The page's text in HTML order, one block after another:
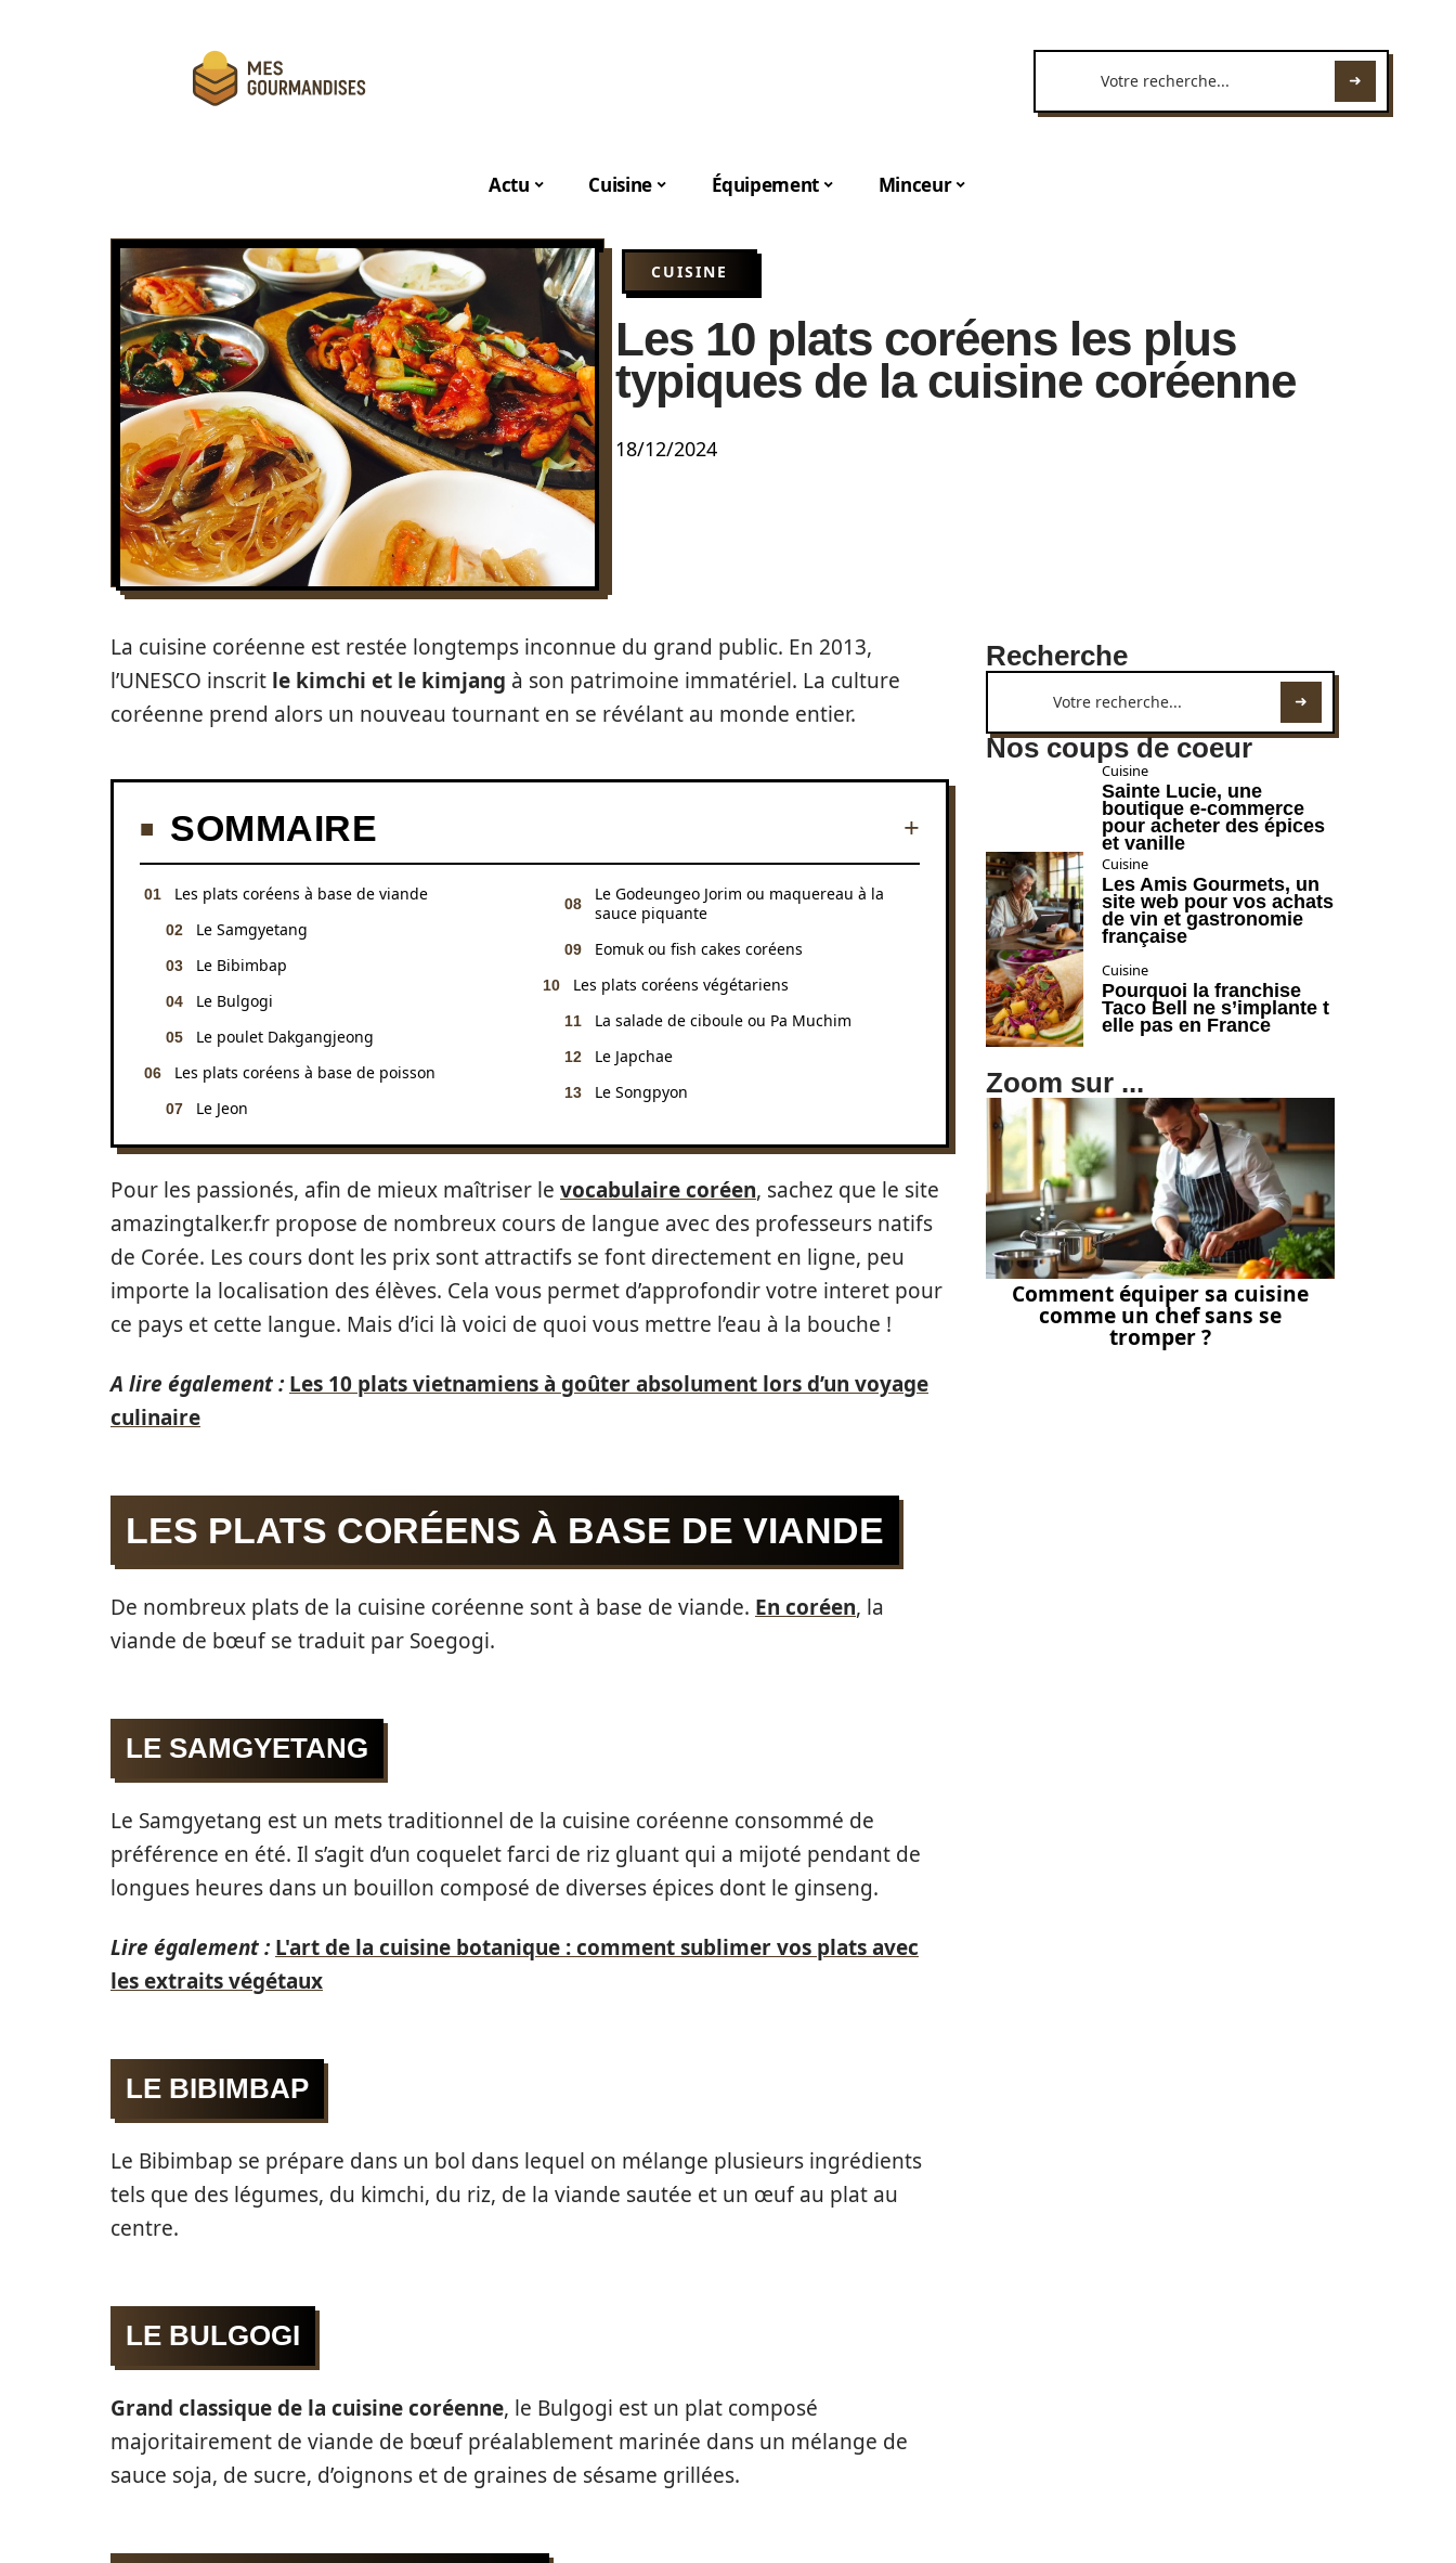
Actu Cuisine Équipement Minceur
CUISINE
Les 10 plats coréens les plus
typiques de la cuisine coréenne
18/12/2024
La cuisine coréenne est restée longtemps inconnue du grand public. En 2013,
l’UNESCO inscrit le kimchi et le kimjang à son patrimoine immatériel. La culture
coréenne prend alors un nouveau tournant en se révélant au monde entier.
SOMMAIRE
Les plats coréens à base de viande
Le Samgyetang
Le Bibimbap
Le Bulgogi
Le poulet Dakgangjeong
Les plats coréens à base de poisson
Le Jeon
Le Godeungeo Jorim ou maquereau à la
sauce piquante
Eomuk ou fish cakes coréens
Les plats coréens végétariens
La salade de ciboule ou Pa Muchim
Le Japchae
Le Songpyon
Pour les passionés, afin de mieux maîtriser le vocabulaire coréen, sachez que le site
amazingtalker.fr propose de nombreux cours de langue avec des professeurs natifs
de Corée. Les cours dont les prix sont attractifs se font directement en ligne, peu
importe la localisation des élèves. Cela vous permet d’approfondir votre interet pour
ce pays et cette langue. Mais d’ici là voici de quoi vous mettre l’eau à la bouche !
A lire également : Les 10 plats vietnamiens à goûter absolument lors d’un voyage
culinaire
LES PLATS CORÉENS À BASE DE VIANDE
De nombreux plats de la cuisine coréenne sont à base de viande. En coréen, la
viande de bœuf se traduit par Soegogi.
LE SAMGYETANG
Le Samgyetang est un mets traditionnel de la cuisine coréenne consommé de
préférence en été. Il s’agit d’un coquelet farci de riz gluant qui a mijoté pendant de
longues heures dans un bouillon composé de diverses épices dont le ginseng.
Lire également : L'art de la cuisine botanique : comment sublimer vos plats avec
les extraits végétaux
LE BIBIMBAP
Le Bibimbap se prépare dans un bol dans lequel on mélange plusieurs ingrédients
tels que des légumes, du kimchi, du riz, de la viande sautée et un œuf au plat au
centre.
LE BULGOGI
Grand classique de la cuisine coréenne, le Bulgogi est un plat composé
majoritairement de viande de bœuf préalablement marinée dans un mélange de
sauce soja, de sucre, d’oignons et de graines de sésame grillées.
Recherche
Nos coups de coeur
Cuisine
Sainte Lucie, une
boutique e-commerce
pour acheter des épices
et vanille
Cuisine
Les Amis Gourmets, un
site web pour vos achats
de vin et gastronomie
française
Cuisine
Pourquoi la franchise
Taco Bell ne s’implante t
elle pas en France
Zoom sur ...
Comment équiper sa cuisine
comme un chef sans se
tromper ?